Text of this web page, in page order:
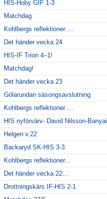
HIS-Hoby GIF 1-3
Matchdag
Kohlbergs reflektioner….
Det händer vecka 24
HIS-IF Trion 4–1!
Matchdag!
Det händer vecka 23
Gölarundan säsongsavslutning
Kohlbergs reflektioner….
HIS nyförvärv- David Nilsson-Banyai
Helgen v.22
Backaryd SK-HIS 3-3
Kohlbergs reflektioner…
Det händer vecka 22…
Drottningskärs IF-HIS 2-1